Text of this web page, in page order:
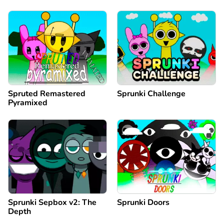
Spruted Remastered
Pyramixed
Sprunki Challenge
Sprunki Sepbox v2: The
Depth
Sprunki Doors